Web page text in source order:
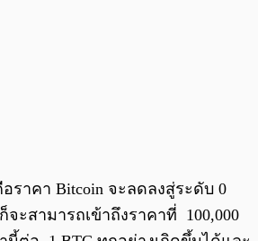
ราคา Bitcoin จะลดลงสู่ระดับ 0
จะสามารถเข้าถึงราคาที่ 100,000